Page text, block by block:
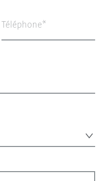
Téléphone